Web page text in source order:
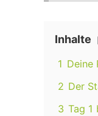
Inhalte
1 Deine
2 Der
3 Tag 1